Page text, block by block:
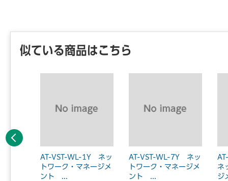
似ている商品はこちら
AT-VST-WL-1Y ネッ
トワーク・マネージメ
ント ...
AT-VST-WL-7Y ネッ
トワーク・マネージメ
ント ...
ネ
ジ
前へ